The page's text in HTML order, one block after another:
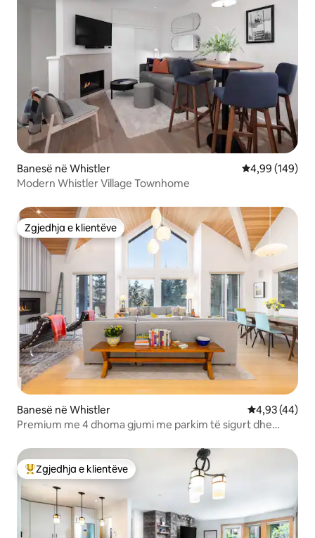
Banesë në Whistler Vlerësimi
4,99 (149)
Modern Whistler Village Townhome
Zgjedhja e klientëve
Zgjedhja e klientëve
Banesë në Whistler Vlerësimi
4,93 (44)
Premium me 4 dhoma gjumi me parkim të sigurt dhe
Më të mirat e zgjedhjeve të klientëve
Zgjedhja e klientëve